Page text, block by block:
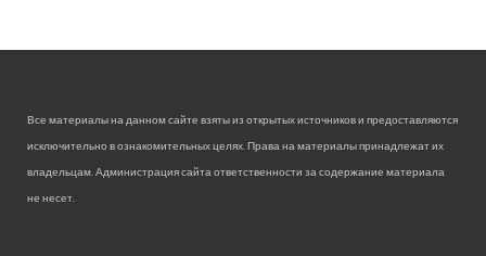
Все материалы на данном сайте взяты из открытых источников и предоставляются
исключительно в ознакомительных целях. Права на материалы принадлежат их
владельцам. Администрация сайта ответственности за содержание материала
не несет.